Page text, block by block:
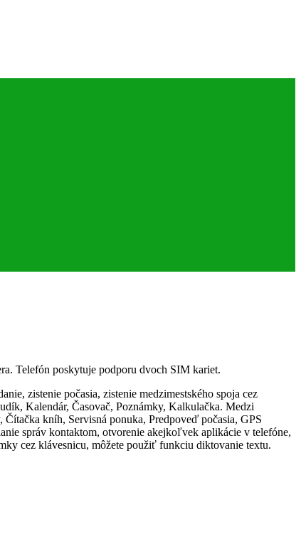
Telefón poskytuje podporu dvoch SIM kariet.
zistenie počasia, zistenie medzimestského spoja cez
Kalendár, Časovač, Poznámky, Kalkulačka. Medzi
kníh, Servisná ponuka, Predpoveď počasia, GPS
správ kontaktom, otvorenie akejkoľvek aplikácie v telefóne,
cez klávesnicu, môžete použiť funkciu diktovanie textu.